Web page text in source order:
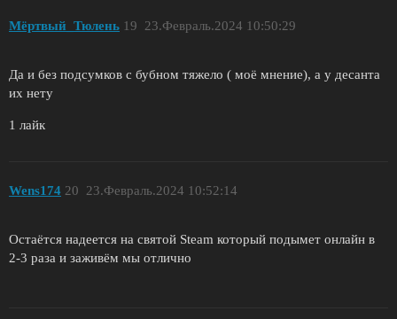
Мёртвый_Тюлень 23.Февраль.2024 10:50:29
19
Да и без подсумков с бубном тяжело ( моë мнение), а у десанта
их нету
1 лайк
Wens174 23.Февраль.2024 10:52:14
20
Остаётся надеется на святой Steam который подымет онлайн в
2-3 раза и заживём мы отлично